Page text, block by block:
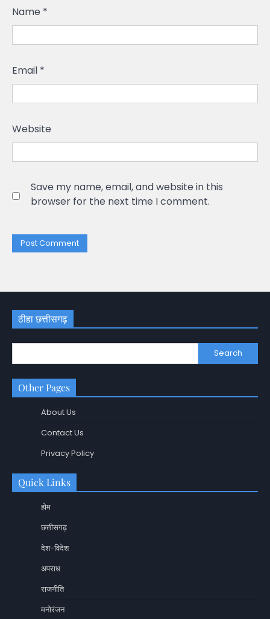
Name *
Email *
Website
Save my name, email, and website in this
browser for the next time I comment.
ठीहा छत्तीसगढ़
Search
Other Pages
About Us
Contact Us
Privacy Policy
Quick Links
होम
छत्तीसगढ़
देश-विदेश
अपराध
राजनीति
मनोरंजन